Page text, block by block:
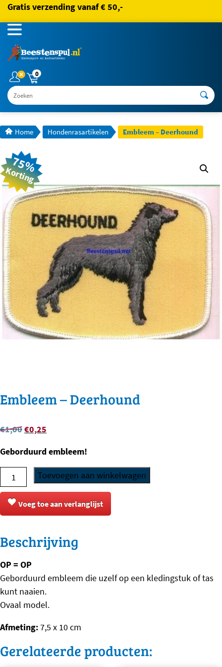
Gratis verzending vanaf € 50,-
0
Zoeken
Home Hondenrasartikelen Embleem – Deerhound
75%
Korting
Embleem – Deerhound
€1,00Oorspronkelijke
was:
€1,00.
€0,25
is:
€0,25.
Geborduurd embleem!
Embleem
-
Deerhound
aantal
Toevoegen aan winkelwagen
Voeg toe aan verlanglijst
Beschrijving
OP = OP
Geborduurd embleem die uzelf op een kledingstuk of tas
kunt naaien.
Ovaal model.
Afmeting:7,5 x 10 cm
Gerelateerde producten: